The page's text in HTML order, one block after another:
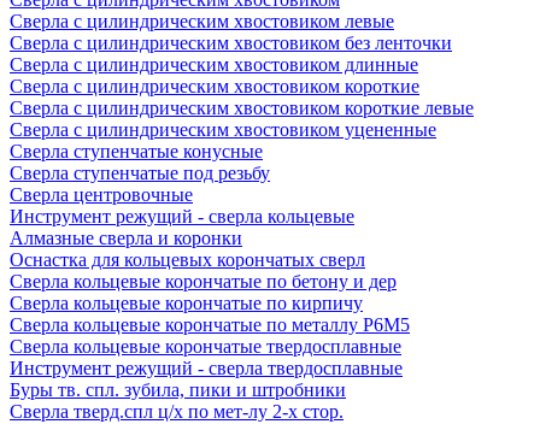
Сверла с цилиндрическим хвостовиком левые
Сверла с цилиндрическим хвостовиком без ленточки
Сверла с цилиндрическим хвостовиком длинные
Сверла с цилиндрическим хвостовиком короткие
Сверла с цилиндрическим хвостовиком короткие левые
Сверла с цилиндрическим хвостовиком уцененные
Сверла ступенчатые конусные
Сверла ступенчатые под резьбу
Сверла центровочные
Инструмент режущий - сверла кольцевые
Алмазные сверла и коронки
Оснастка для кольцевых корончатых сверл
Сверла кольцевые корончатые по бетону и дер
Сверла кольцевые корончатые по кирпичу
Сверла кольцевые корончатые по металлу Р6М5
Сверла кольцевые корончатые твердосплавные
Инструмент режущий - сверла твердосплавные
Буры тв. спл. зубила, пики и штробники
Сверла тверд.спл ц/х по мет-лу 2-х стор.